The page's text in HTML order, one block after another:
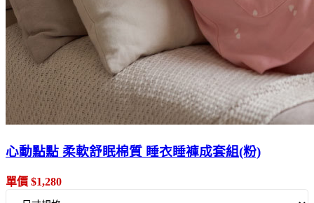
心動點點 柔軟舒眠棉質 睡衣睡褲成套組(粉)
單價 $1,280